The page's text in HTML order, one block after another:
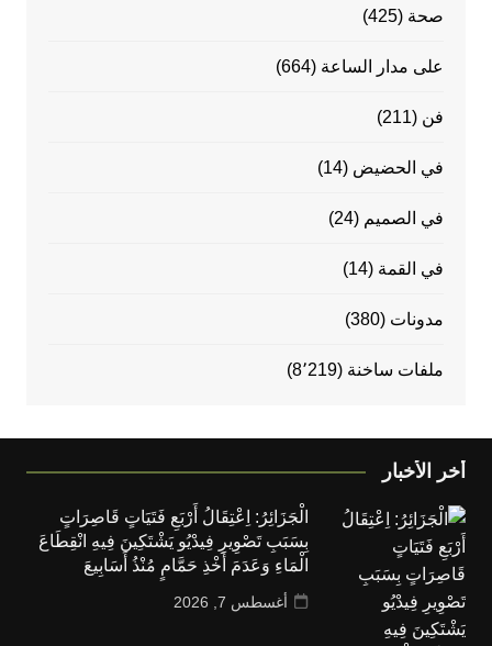
صحة (425)
على مدار الساعة (664)
فن (211)
في الحضيض (14)
في الصميم (24)
في القمة (14)
مدونات (380)
ملفات ساخنة (8٬219)
أخر الأخبار
الْجَزَائِرُ: اِعْتِقَالُ أَرْبَعِ فَتَيَاتٍ قَاصِرَاتٍ
بِسَبَبِ تَصْوِيرِ فِيدْيُو يَشْتَكِينَ فِيهِ انْقِطَاعَ
الْمَاءِ وَعَدَمَ أَخْذِ حَمَّامٍ مُنْذُ أَسَابِيعَ
أغسطس 7, 2026